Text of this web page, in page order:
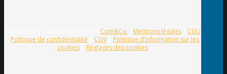
Com&Co Mentions légales| CGU
Politique de confidentialité CGV
Politique d’information sur les
cookies| Réglages des cookies